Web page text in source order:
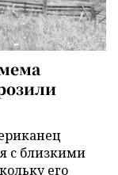
с близкими
его